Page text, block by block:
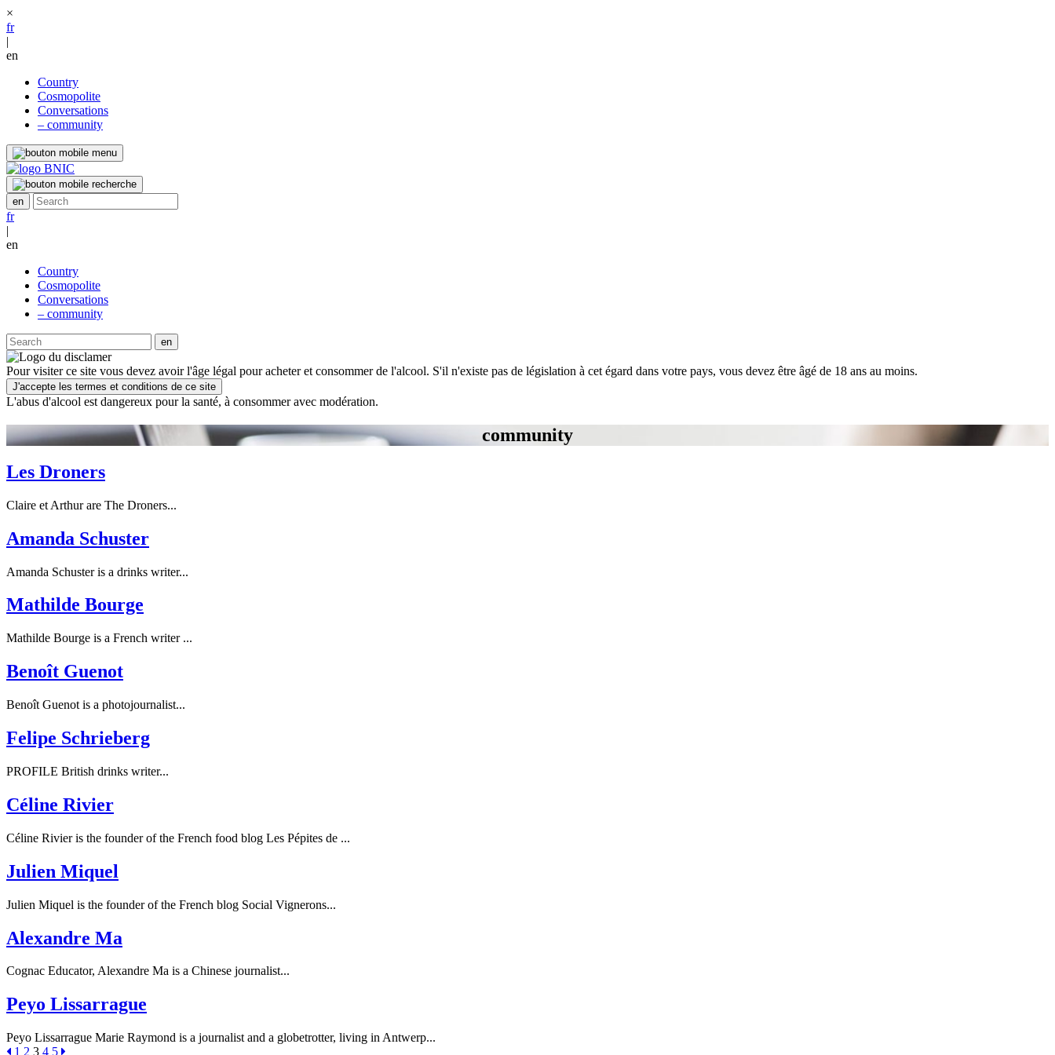
×
fr
|
en
Country
Cosmopolite
Conversations
– community
fr
|
en
Country
Cosmopolite
Conversations
– community
Pour visiter ce site vous devez avoir l'âge légal pour acheter et consommer de l'alcool. S'il n'existe pas de législation à cet égard dans votre pays, vous devez être âgé de 18 ans au moins.
J'accepte les termes et conditions de ce site
L'abus d'alcool est dangereux pour la santé, à consommer avec modération.
community
Les Droners
Claire et Arthur are The Droners...
Amanda Schuster
Amanda Schuster is a drinks writer...
Mathilde Bourge
Mathilde Bourge is a French writer ...
Benoît Guenot
Benoît Guenot is a photojournalist...
Felipe Schrieberg
PROFILE British drinks writer...
Céline Rivier
Céline Rivier is the founder of the French food blog Les Pépites de ...
Julien Miquel
Julien Miquel is the founder of the French blog Social Vignerons...
Alexandre Ma
Cognac Educator, Alexandre Ma is a Chinese journalist...
Peyo Lissarrague
Peyo Lissarrague Marie Raymond is a journalist and a globetrotter, living in Antwerp...
1 2 3 4 5